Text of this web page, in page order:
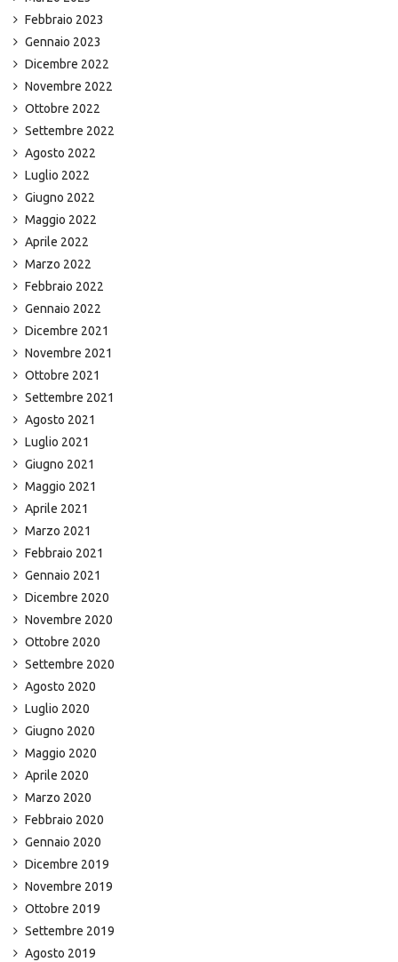
Febbraio 2023
Gennaio 2023
Dicembre 2022
Novembre 2022
Ottobre 2022
Settembre 2022
Agosto 2022
Luglio 2022
Giugno 2022
Maggio 2022
Aprile 2022
Marzo 2022
Febbraio 2022
Gennaio 2022
Dicembre 2021
Novembre 2021
Ottobre 2021
Settembre 2021
Agosto 2021
Luglio 2021
Giugno 2021
Maggio 2021
Aprile 2021
Marzo 2021
Febbraio 2021
Gennaio 2021
Dicembre 2020
Novembre 2020
Ottobre 2020
Settembre 2020
Agosto 2020
Luglio 2020
Giugno 2020
Maggio 2020
Aprile 2020
Marzo 2020
Febbraio 2020
Gennaio 2020
Dicembre 2019
Novembre 2019
Ottobre 2019
Settembre 2019
Agosto 2019